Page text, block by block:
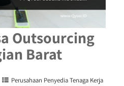
Outsourcing
Barat
Perusahaan Penyedia Tenaga Kerja